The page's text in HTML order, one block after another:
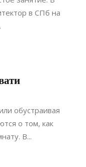
в СПб на
обустраивая
о том, как
В...